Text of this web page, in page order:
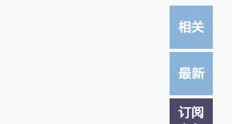
订阅